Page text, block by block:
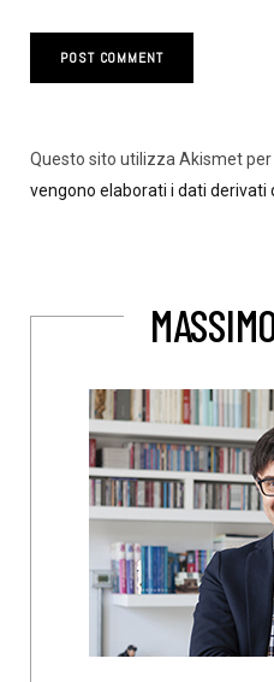
Questo sito utilizza Akismet per
vengono elaborati i dati derivati